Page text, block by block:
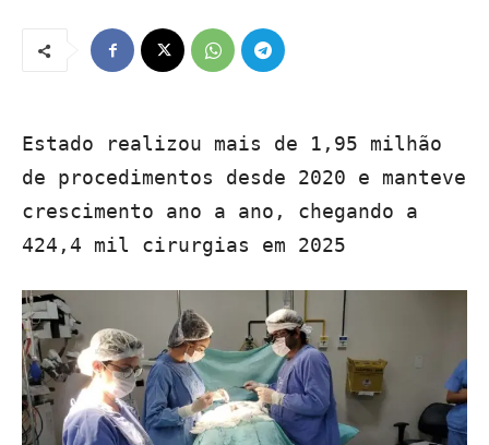
Estado realizou mais de 1,95 milhão
de procedimentos desde 2020 e manteve
crescimento ano a ano, chegando a
424,4 mil cirurgias em 2025